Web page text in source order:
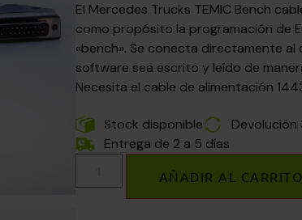
El Mercedes Trucks TEMIC Bench
como propósito la programación de
«bench». Se conecta directamente
software sea escrito y leído de
Necesita el cable de alimentación
Stock disponible Devolución
Entrega de 2 a 5 días
AÑADIR AL CARRITO